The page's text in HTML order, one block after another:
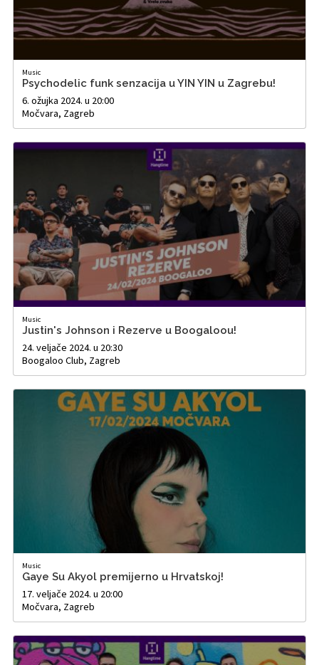
Music
Psychodelic funk senzacija u YIN YIN u Zagrebu!
6. ožujka 2024. u 20:00
Močvara, Zagreb
Music
Justin's Johnson i Rezerve u Boogaloou!
24. veljače 2024. u 20:30
Boogaloo Club, Zagreb
Music
Gaye Su Akyol premijerno u Hrvatskoj!
17. veljače 2024. u 20:00
Močvara, Zagreb